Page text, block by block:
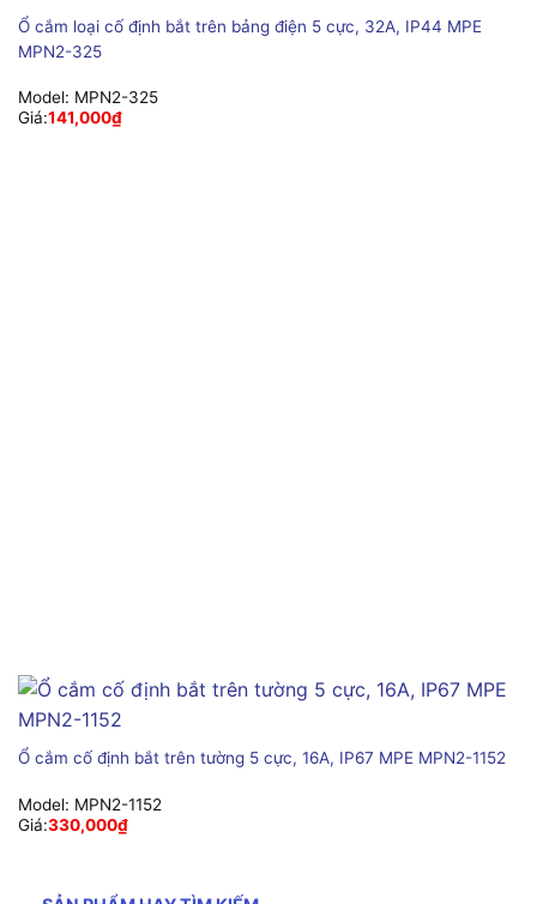
Ổ cắm loại cố định bắt trên bảng điện 5 cực, 32A, IP44 MPE
MPN2-325
Model: MPN2-325
Giá:141,000₫
Ổ cắm cố định bắt trên tường 5 cực, 16A, IP67 MPE MPN2-1152
Model: MPN2-1152
Giá:330,000₫